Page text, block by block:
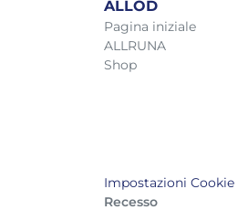
ALLOD
Pagina iniziale
ALLRUNA
Shop
Impostazioni Cookie
Recesso